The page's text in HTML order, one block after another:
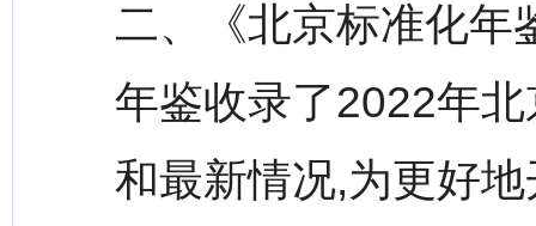
二、《北京标准化年
年鉴收录了2022年
和最新情况,为更好